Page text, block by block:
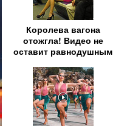
Королева вагона
отожгла! Видео не
оставит равнодушным